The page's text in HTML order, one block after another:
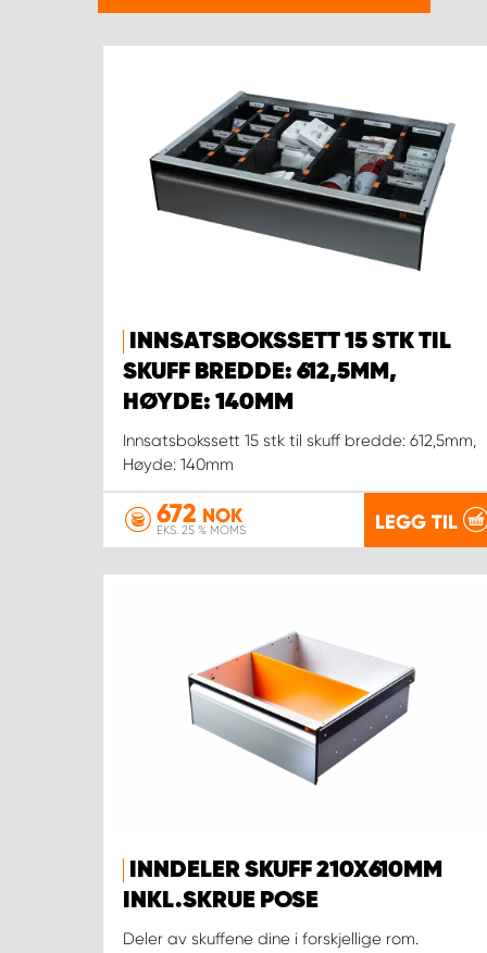
INNSATSBOKSSETT 15 STK TIL
SKUFF BREDDE: 612,5MM,
HØYDE: 140MM
Innsatsbokssett 15 stk til skuff bredde: 612,5mm,
Høyde: 140mm
672 NOK
EKS. 25 % MOMS LEGG TIL
INNDELER SKUFF 210X610MM
INKL.SKRUE POSE
Deler av skuffene dine i forskjellige rom.